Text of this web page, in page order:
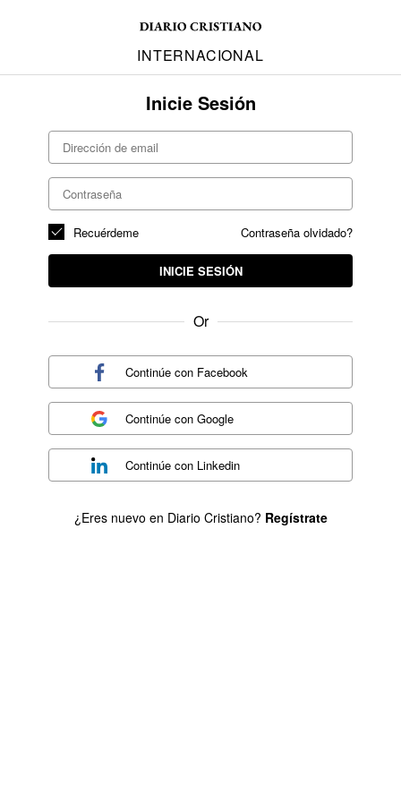
INTERNACIONAL
Inicie Sesión
Contraseña olvidado?
Recuérdeme
INICIE SESIÓN
Or
Continúe con Facebook
Continúe conGoogle
Continúe con Linkedin
¿Eres nuevo en Diario Cristiano? Regístrate